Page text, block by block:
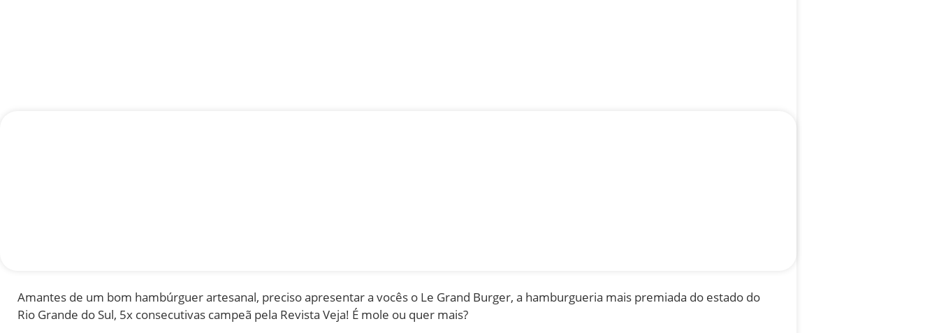
Amantes de um bom hambúrguer artesanal, preciso apresentar a vocês o Le Grand Burger, a hamburgueria mais premiada do estado do
Rio Grande do Sul, 5x consecutivas campeã pela Revista Veja! É mole ou quer mais?